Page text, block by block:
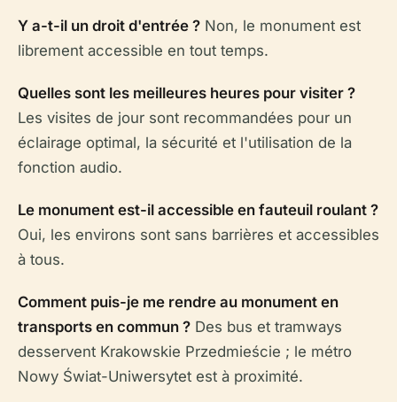
Y a-t-il un droit d'entrée ? Non, le monument est
librement accessible en tout temps.
Quelles sont les meilleures heures pour visiter ?
Les visites de jour sont recommandées pour un
éclairage optimal, la sécurité et l'utilisation de la
fonction audio.
Le monument est-il accessible en fauteuil roulant ?
Oui, les environs sont sans barrières et accessibles
à tous.
Comment puis-je me rendre au monument en
transports en commun ? Des bus et tramways
desservent Krakowskie Przedmieście ; le métro
Nowy Świat-Uniwersytet est à proximité.